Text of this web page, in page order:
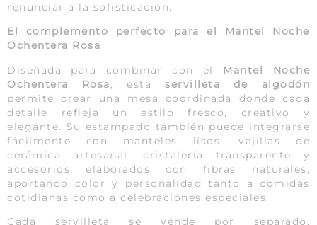
renunciar a la sofisticación.
El complemento perfecto para el Mantel Noche
Ochentera Rosa
Diseñada para combinar con el Mantel Noche
Ochentera Rosa, estaservilleta de algodón
permite crear una mesa coordinada donde cada
detalle refleja un estilo fresco, creativo y
elegante. Su estampado también puede integrarse
fácilmente con manteles lisos, vajillas de
cerámica artesanal, cristalería transparente y
accesorios elaborados con fibras naturales,
aportando color y personalidad tanto a comidas
cotidianas como a celebraciones especiales.
Cada servilleta se vende por separado,